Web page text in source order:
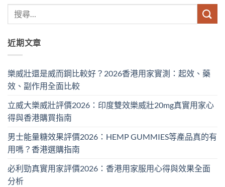
近期文章
樂威壯還是威而鋼比較好？2026香港用家實測：起效、藥
效、副作用全面比較
立威大樂威壯評價2026：印度雙效樂威壯20mg真實用家心
得與香港購買指南
男士能量糖效果評價2026：HEMP GUMMIES等產品真的有
用嗎？香港選購指南
必利勁真實用家評價2026：香港用家服用心得與效果全面
分析